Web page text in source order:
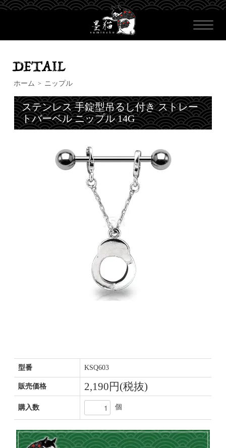
ホーム > ニップル
ステンレス 手錠型吊るし付き ストレー
トバーベル ニップル 14G
型番 KSQ603
販売価格 2,190円(税抜)
購入数 個